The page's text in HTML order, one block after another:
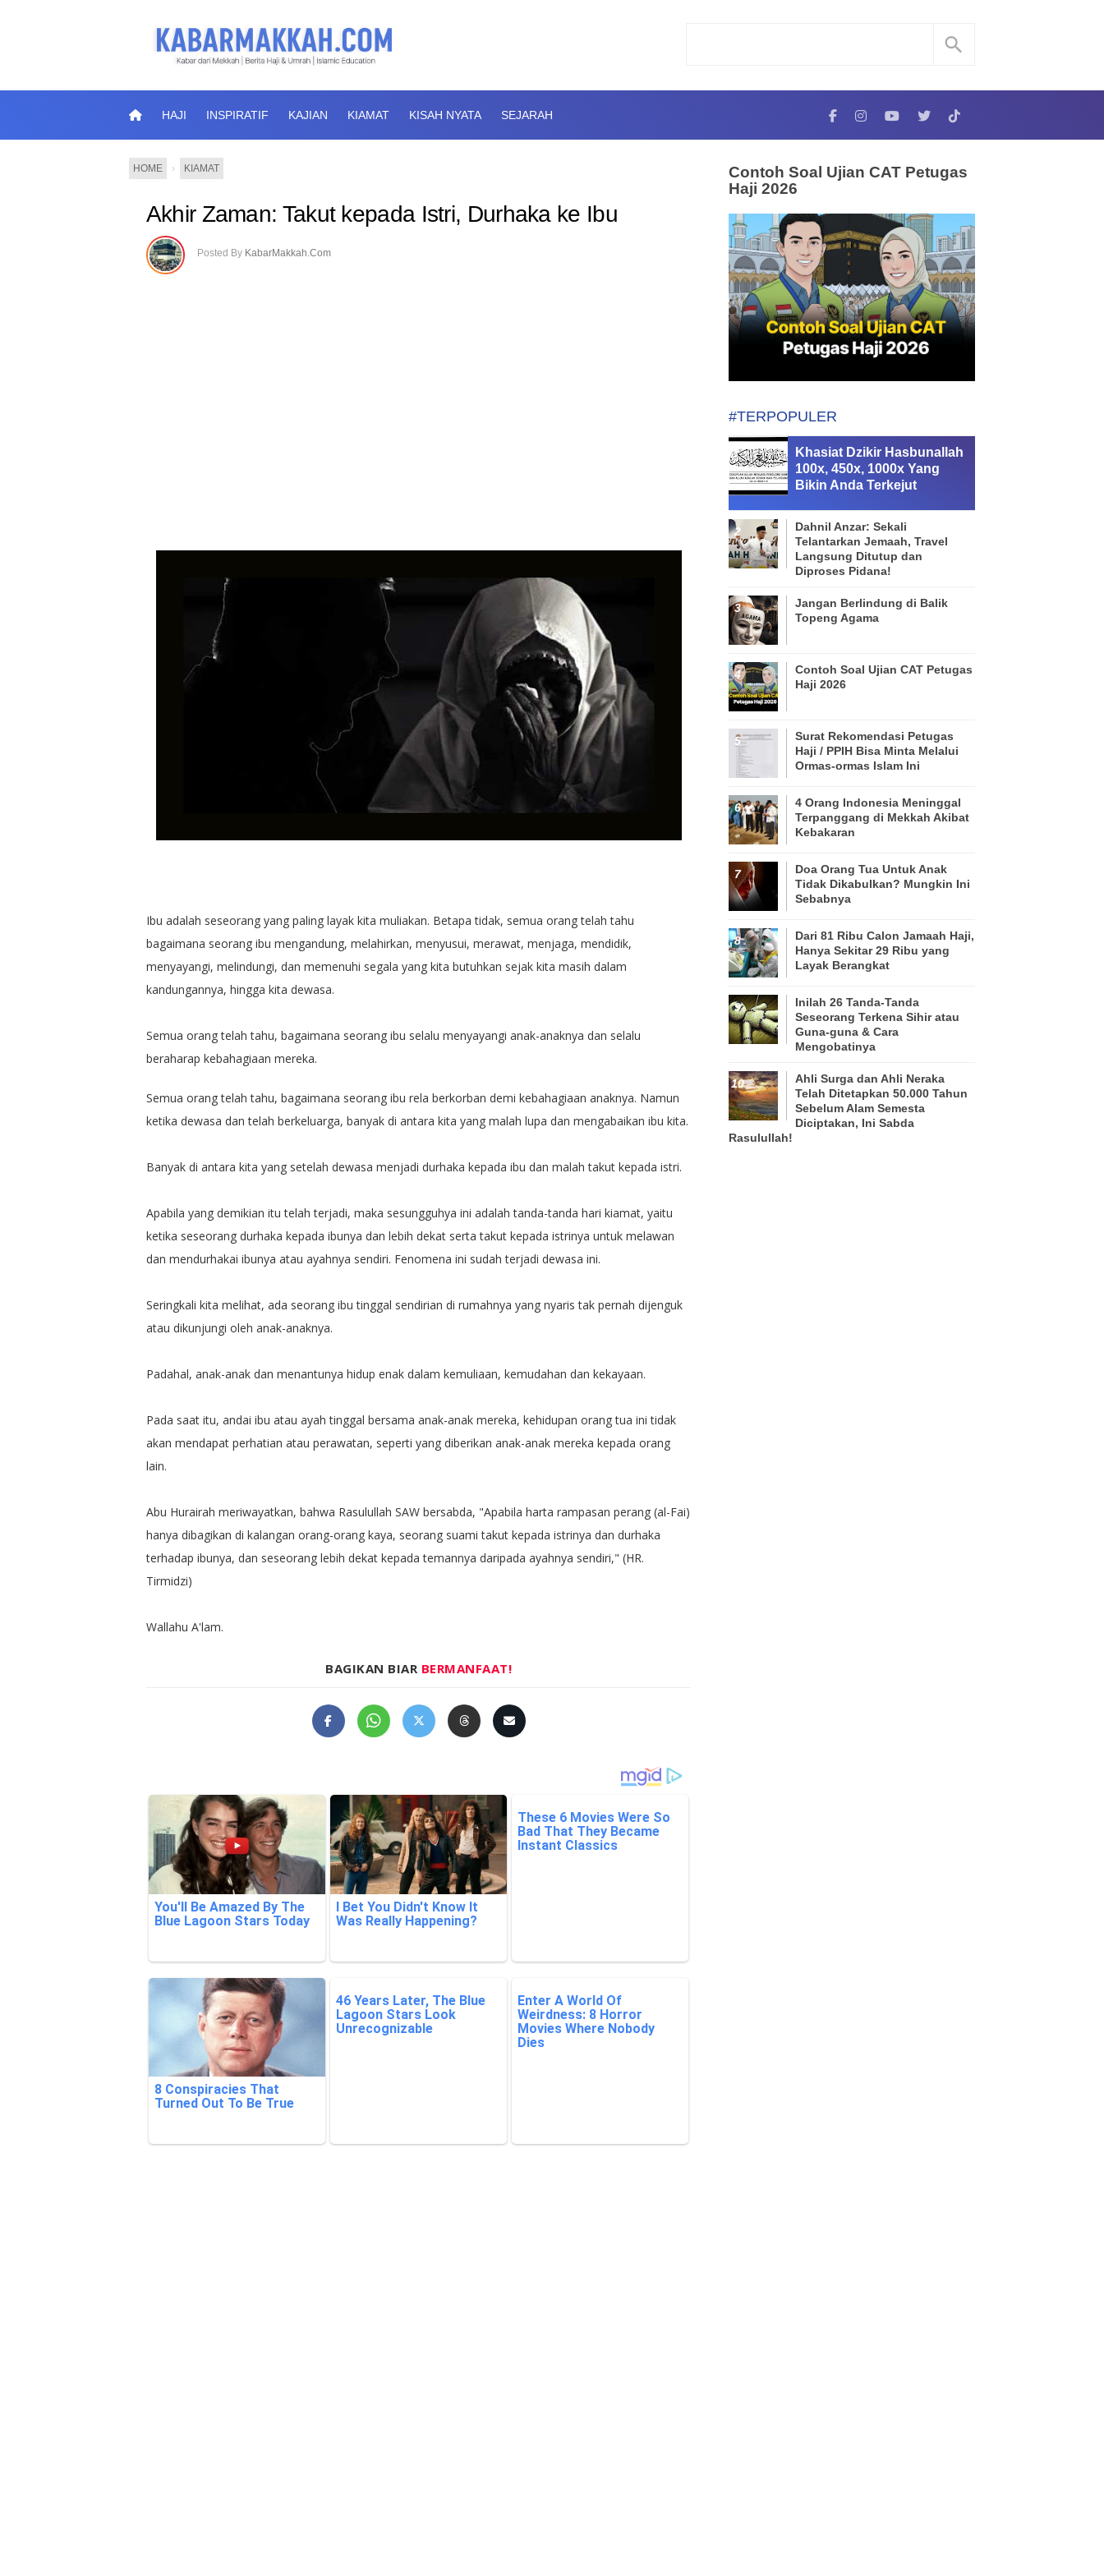
HAJI INSPIRATIF KAJIAN KIAMAT KISAH NYATA SEJARAH
HOME › KIAMAT
Akhir Zaman: Takut kepada Istri, Durhaka ke Ibu
Posted By KabarMakkah.Com
Ibu adalah seseorang yang paling layak kita muliakan. Betapa tidak, semua orang telah tahu
bagaimana seorang ibu mengandung, melahirkan, menyusui, merawat, menjaga, mendidik,
menyayangi, melindungi, dan memenuhi segala yang kita butuhkan sejak kita masih dalam
kandungannya, hingga kita dewasa.
Semua orang telah tahu, bagaimana seorang ibu selalu menyayangi anak-anaknya dan selalu
beraharap kebahagiaan mereka.
Semua orang telah tahu, bagaimana seorang ibu rela berkorban demi kebahagiaan anaknya. Namun
ketika dewasa dan telah berkeluarga, banyak di antara kita yang malah lupa dan mengabaikan ibu kita.
Banyak di antara kita yang setelah dewasa menjadi durhaka kepada ibu dan malah takut kepada istri.
Apabila yang demikian itu telah terjadi, maka sesungguhya ini adalah tanda-tanda hari kiamat, yaitu
ketika seseorang durhaka kepada ibunya dan lebih dekat serta takut kepada istrinya untuk melawan
dan mendurhakai ibunya atau ayahnya sendiri. Fenomena ini sudah terjadi dewasa ini.
Seringkali kita melihat, ada seorang ibu tinggal sendirian di rumahnya yang nyaris tak pernah dijenguk
atau dikunjungi oleh anak-anaknya.
Padahal, anak-anak dan menantunya hidup enak dalam kemuliaan, kemudahan dan kekayaan.
Pada saat itu, andai ibu atau ayah tinggal bersama anak-anak mereka, kehidupan orang tua ini tidak
akan mendapat perhatian atau perawatan, seperti yang diberikan anak-anak mereka kepada orang
lain.
Abu Hurairah meriwayatkan, bahwa Rasulullah SAW bersabda, "Apabila harta rampasan perang (al-Fai)
hanya dibagikan di kalangan orang-orang kaya, seorang suami takut kepada istrinya dan durhaka
terhadap ibunya, dan seseorang lebih dekat kepada temannya daripada ayahnya sendiri," (HR.
Tirmidzi)
Wallahu A'lam.
BAGIKAN BIAR BERMANFAAT!
Contoh Soal Ujian CAT Petugas
Haji 2026
#TERPOPULER
Khasiat Dzikir Hasbunallah
100x, 450x, 1000x Yang
Bikin Anda Terkejut
Dahnil Anzar: Sekali
Telantarkan Jemaah, Travel
Langsung Ditutup dan
Diproses Pidana!
Jangan Berlindung di Balik
Topeng Agama
Contoh Soal Ujian CAT Petugas
Haji 2026
Surat Rekomendasi Petugas
Haji / PPIH Bisa Minta Melalui
Ormas-ormas Islam Ini
4 Orang Indonesia Meninggal
Terpanggang di Mekkah Akibat
Kebakaran
Doa Orang Tua Untuk Anak
Tidak Dikabulkan? Mungkin Ini
Sebabnya
Dari 81 Ribu Calon Jamaah Haji,
Hanya Sekitar 29 Ribu yang
Layak Berangkat
Inilah 26 Tanda-Tanda
Seseorang Terkena Sihir atau
Guna-guna & Cara
Mengobatinya
Ahli Surga dan Ahli Neraka
Telah Ditetapkan 50.000 Tahun
Sebelum Alam Semesta
Diciptakan, Ini Sabda
Rasulullah!